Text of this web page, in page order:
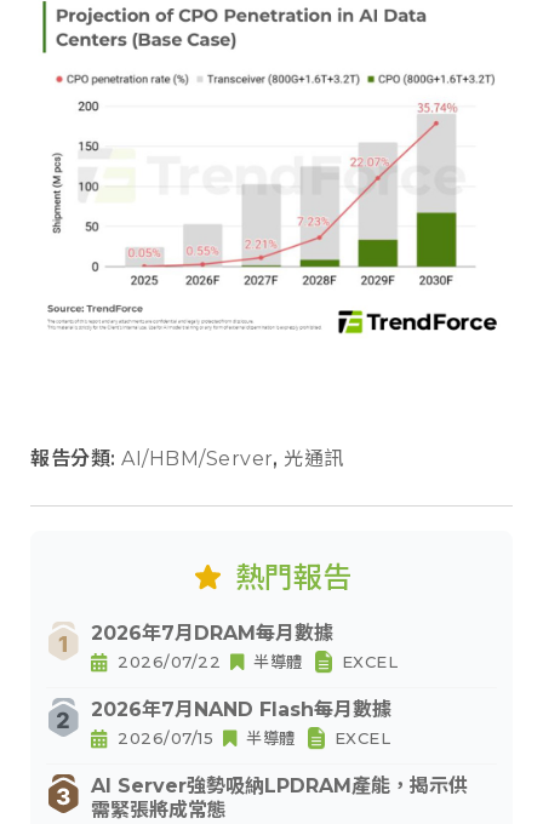
報告分類: AI/HBM/Server, 光通訊
熱門報告
2026年7月DRAM每月數據
2026/07/22 半導體 EXCEL
2026年7月NAND Flash每月數據
2026/07/15 半導體 EXCEL
AI Server強勢吸納LPDRAM產能，揭示供
需緊張將成常態